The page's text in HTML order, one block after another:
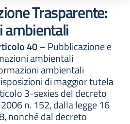
Trasparente:
40– Pubblicazione e
ambientali
ambientali
di maggior tutela
3-sexies del decreto
n. 152, dalla legge 16
nonché dal decreto